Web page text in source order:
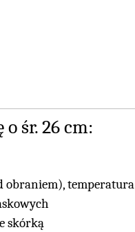
śr. 26 cm:
obraniem),
skórką